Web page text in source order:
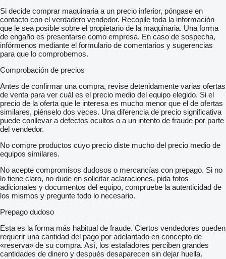
Si decide comprar maquinaria a un precio inferior, póngase en
contacto con el verdadero vendedor. Recopile toda la información
que le sea posible sobre el propietario de la maquinaria. Una forma
de engaño es presentarse como empresa. En caso de sospecha,
infórmenos mediante el formulario de comentarios y sugerencias
para que lo comprobemos.
Comprobación de precios
Antes de confirmar una compra, revise detenidamente varias ofertas
de venta para ver cuál es el precio medio del equipo elegido. Si el
precio de la oferta que le interesa es mucho menor que el de ofertas
similares, piénselo dos veces. Una diferencia de precio significativa
puede conllevar a defectos ocultos o a un intento de fraude por parte
del vendedor.
No compre productos cuyo precio diste mucho del precio medio de
equipos similares.
No acepte compromisos dudosos o mercancías con prepago. Si no
lo tiene claro, no dude en solicitar aclaraciones, pida fotos
adicionales y documentos del equipo, compruebe la autenticidad de
los mismos y pregunte todo lo necesario.
Prepago dudoso
Esta es la forma más habitual de fraude. Ciertos vendedores pueden
requerir una cantidad del pago por adelantado en concepto de
«reserva» de su compra. Así, los estafadores perciben grandes
cantidades de dinero y después desaparecen sin dejar huella.